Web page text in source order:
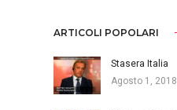
ARTICOLI POPOLARI
Stasera Italia
Agosto 1, 2018